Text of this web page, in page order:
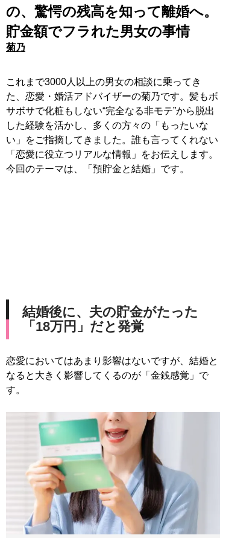
の、驚愕の残高を知って離婚へ。
貯金額でフラれた男女の事情
菊乃
これまで3000人以上の男女の相談に乗ってき
た、恋愛・婚活アドバイザーの菊乃です。髪もボ
サボサで化粧もしない“完全なる非モテ”から脱出
した経験を活かし、多くの方々の「もったいな
い」をご指摘してきました。誰も言ってくれない
「恋愛に役立つリアルな情報」をお伝えします。
今回のテーマは、「預貯金と結婚」です。
結婚後に、夫の貯金がたった
「18万円」だと発覚
恋愛においてはあまり影響はないですが、結婚と
なると大きく影響してくるのが「金銭感覚」で
す。